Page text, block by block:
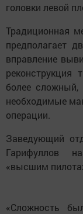
головки левой
Традиционная
предполагает
вправление
реконструкция
более
необходимые
операции.
Заведующий
Гарифуллов
«высшим
«Сложность